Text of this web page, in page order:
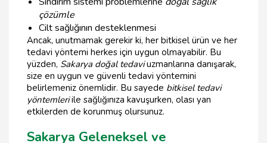
çözümle
Cilt sağlığının desteklenmesi
Ancak, unutmamak gerekir ki, her bitkisel ürün ve her
tedavi yöntemi herkes için uygun olmayabilir. Bu
yüzden, Sakarya doğal tedaviuzmanlarına danışarak,
size en uygun ve güvenli tedavi yöntemini
belirlemeniz önemlidir. Bu sayede bitkisel tedavi
yöntemleriile sağlığınıza kavuşurken, olası yan
etkilerden de korunmuş olursunuz.
Sakarya Geleneksel ve